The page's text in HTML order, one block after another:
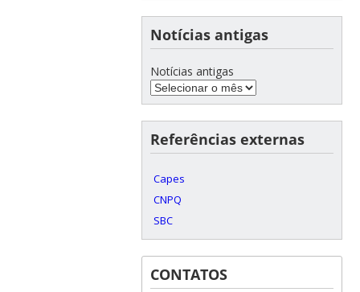
Notícias antigas
Notícias antigas
Referências externas
Capes
CNPQ
SBC
CONTATOS